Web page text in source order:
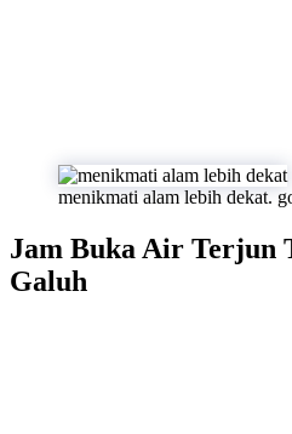
menikmati alam lebih dekat.
Jam Buka Air Terjun
Galuh